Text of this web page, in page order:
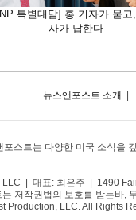
특별대담] 홍 기자가 묻고
사가 답한다
뉴스앤포스트 소개
포스트는 다양한 미국 소식을
LLC | 대표: 최은주 | 1490
저작권법의 보호를 받는바,
Production, LLC. All Rights